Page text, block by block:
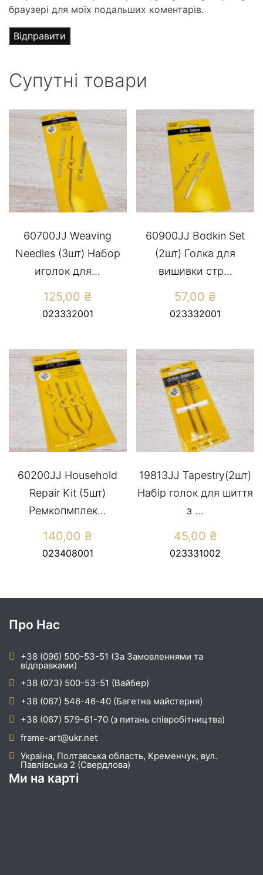
браузері для моїх подальших коментарів.
Супутні товари
60700JJ Weaving
Needles (3шт) Набор
иголок для...
125,00 ₴
023332001
60900JJ Bodkin Set
(2шт) Голка для
вишивки стр...
57,00 ₴
023332001
60200JJ Household
Repair Kit (5шт)
Ремкопмплек...
140,00 ₴
023408001
19813JJ Tapestry(2шт)
Набір голок для шиття
з ...
45,00 ₴
023331002
Про Нас
+38 (096) 500-53-51 (За Замовленнями та
відправками)
+38 (073) 500-53-51 (Вайбер)
+38 (067) 546-46-40 (Багетна майстерня)
+38 (067) 579-61-70 (з питань співробітництва)
frame-art@ukr.net
Україна, Полтавська область, Кременчук, вул.
Павлівська 2 (Свердлова)
Ми на карті